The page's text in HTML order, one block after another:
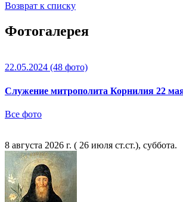
Возврат к списку
Фотогалерея
22.05.2024 (48 фото)
Служение митрополита Корнилия 22 мая
Все фото
8 августа 2026 г. ( 26 июля ст.ст.), суббота.